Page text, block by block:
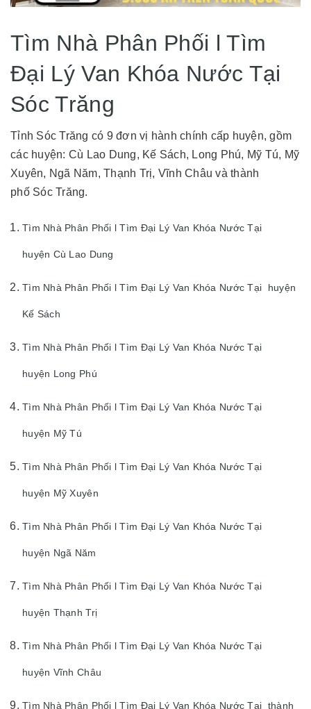
Tìm Nhà Phân Phối l Tìm
Đại Lý Van Khóa Nước Tại
Sóc Trăng
Tỉnh Sóc Trăng có 9 đơn vị hành chính cấp huyện, gồm
các huyện: Cù Lao Dung, Kế Sách, Long Phú, Mỹ Tú, Mỹ
Xuyên, Ngã Năm, Thạnh Trị, Vĩnh Châu và thành
phố Sóc Trăng.
Tìm Nhà Phân Phối l Tìm Đại Lý Van Khóa Nước Tại
huyện Cù Lao Dung
Tìm Nhà Phân Phối l Tìm Đại Lý Van Khóa Nước Tại huyện
Kế Sách
Tìm Nhà Phân Phối l Tìm Đại Lý Van Khóa Nước Tại
huyện Long Phú
Tìm Nhà Phân Phối l Tìm Đại Lý Van Khóa Nước Tại
huyện Mỹ Tú
Tìm Nhà Phân Phối l Tìm Đại Lý Van Khóa Nước Tại
huyện Mỹ Xuyên
Tìm Nhà Phân Phối l Tìm Đại Lý Van Khóa Nước Tại
huyện Ngã Năm
Tìm Nhà Phân Phối l Tìm Đại Lý Van Khóa Nước Tại
huyện Thạnh Trị
Tìm Nhà Phân Phối l Tìm Đại Lý Van Khóa Nước Tại
huyện Vĩnh Châu
Tìm Nhà Phân Phối l Tìm Đại Lý Van Khóa Nước Tại thành